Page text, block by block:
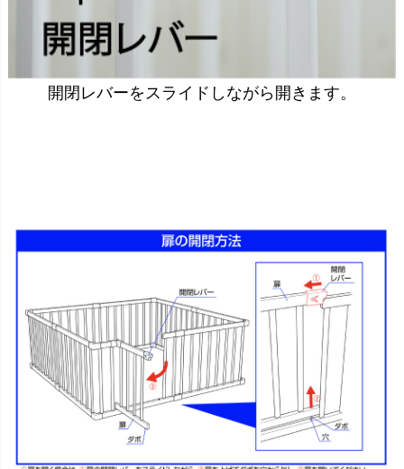
開閉レバーをスライドしながら開きます。